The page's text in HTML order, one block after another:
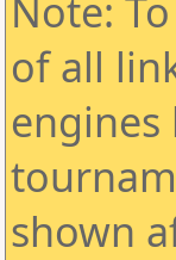
Note:
of all
engines
shown